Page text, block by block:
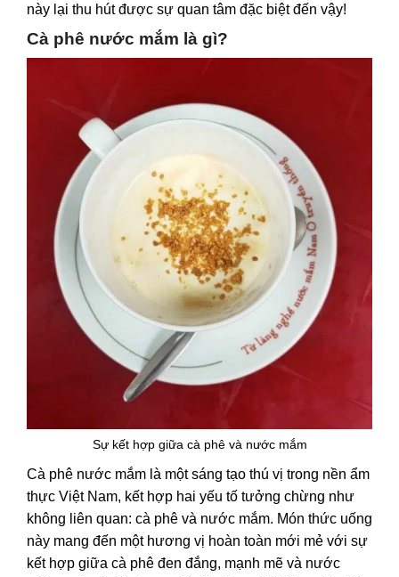
này lại thu hút được sự quan tâm đặc biệt đến vậy!
Cà phê nước mắm là gì?
Sự kết hợp giữa cà phê và nước mắm
Cà phê nước mắm là một sáng tạo thú vị trong nền ẩm
thực Việt Nam, kết hợp hai yếu tố tưởng chừng như
không liên quan: cà phê và nước mắm. Món thức uống
này mang đến một hương vị hoàn toàn mới mẻ với sự
kết hợp giữa cà phê đen đắng, mạnh mẽ và nước